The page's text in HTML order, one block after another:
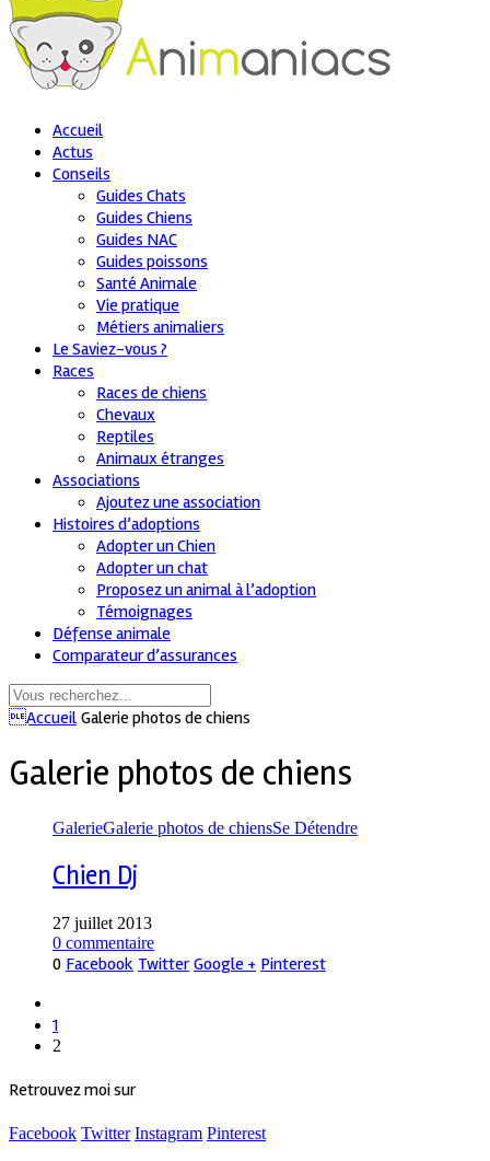
Accueil
Actus
Conseils
Guides Chats
Guides Chiens
Guides NAC
Guides poissons
Santé Animale
Vie pratique
Métiers animaliers
Le Saviez-vous ?
Races
Races de chiens
Chevaux
Reptiles
Animaux étranges
Associations
Ajoutez une association
Histoires d’adoptions
Adopter un Chien
Adopter un chat
Proposez un animal à l’adoption
Témoignages
Défense animale
Comparateur d’assurances
Accueil Galerie photos de chiens
Galerie photos de chiens
GalerieGalerie photos de chiensSe Détendre
Chien Dj
27 juillet 2013
0 commentaire
0 Facebook Twitter Google + Pinterest
1
2
Retrouvez moi sur
Facebook Twitter Instagram Pinterest